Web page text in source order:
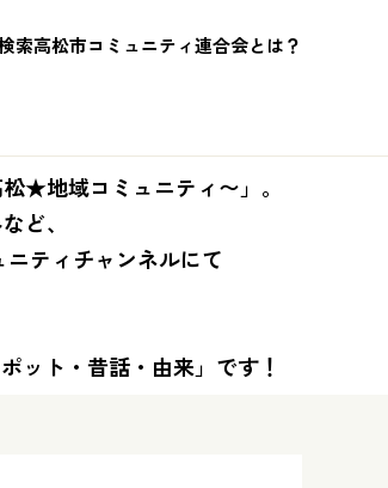
索高松市コミュニティ連合会とは？
★地域コミュニティ〜」。
ど、
ティチャンネルにて
ット・昔話・由来」です！